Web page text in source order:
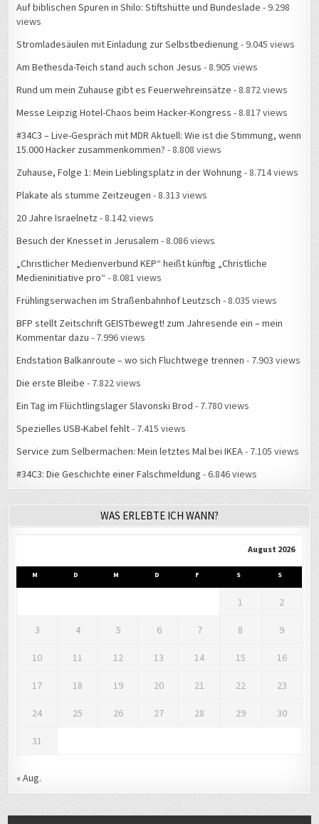
Auf biblischen Spuren in Shilo: Stiftshütte und Bundeslade - 9.298
views
Stromladesäulen mit Einladung zur Selbstbedienung - 9.045 views
Am Bethesda-Teich stand auch schon Jesus - 8.905 views
Rund um mein Zuhause gibt es Feuerwehreinsätze - 8.872 views
Messe Leipzig Hotel-Chaos beim Hacker-Kongress - 8.817 views
#34C3 – Live-Gespräch mit MDR Aktuell: Wie ist die Stimmung, wenn
15.000 Hacker zusammenkommen? - 8.808 views
Zuhause, Folge 1: Mein Lieblingsplatz in der Wohnung - 8.714 views
Plakate als stumme Zeitzeugen - 8.313 views
20 Jahre Israelnetz - 8.142 views
Besuch der Knesset in Jerusalem - 8.086 views
„Christlicher Medienverbund KEP“ heißt künftig „Christliche
Medieninitiative pro“ - 8.081 views
Frühlingserwachen im Straßenbahnhof Leutzsch - 8.035 views
BFP stellt Zeitschrift GEISTbewegt! zum Jahresende ein – mein
Kommentar dazu - 7.996 views
Endstation Balkanroute – wo sich Fluchtwege trennen - 7.903 views
Die erste Bleibe - 7.822 views
Ein Tag im Flüchtlingslager Slavonski Brod - 7.780 views
Spezielles USB-Kabel fehlt- 7.415 views
Service zum Selbermachen: Mein letztes Mal bei IKEA- 7.105 views
#34C3: Die Geschichte einer Falschmeldung - 6.846 views
WAS ERLEBTE ICH WANN?
August 2026
M D M D F S S
1 2
3 4 5 6 7 8 9
10 11 12 13 14 15 16
17 18 19 20 21 22 23
24 25 26 27 28 29 30
31
« Aug.